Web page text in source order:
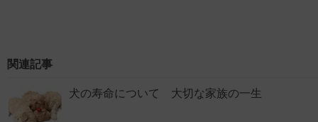
関連記事
犬の寿命について 大切な家族の一生